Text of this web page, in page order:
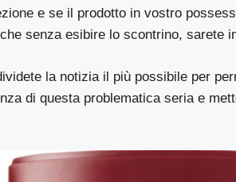
e se il prodotto in vostro
senza esibire lo scontrino, sarete
la notizia il più possibile per
di questa problematica seria e